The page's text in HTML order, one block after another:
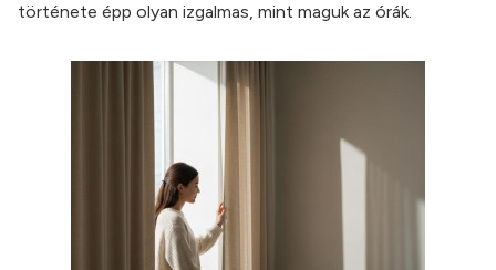
története épp olyan izgalmas, mint maguk az órák.